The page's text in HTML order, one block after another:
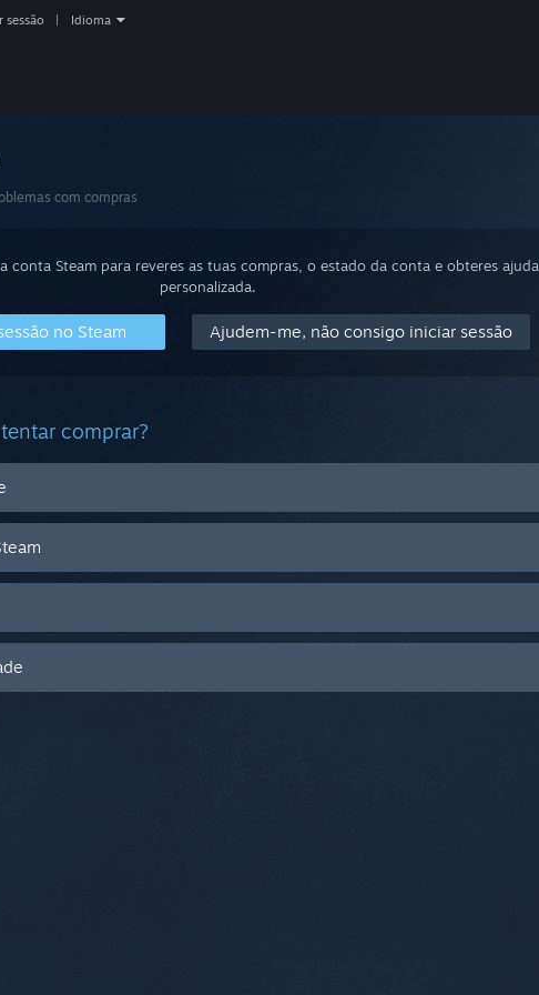
sessão Idioma
com compras
conta Steam para reveres as tuas compras, o estado da conta e obteres ajuda
personalizada.
no Steam Ajudem-me, não consigo iniciar sessão
comprar?